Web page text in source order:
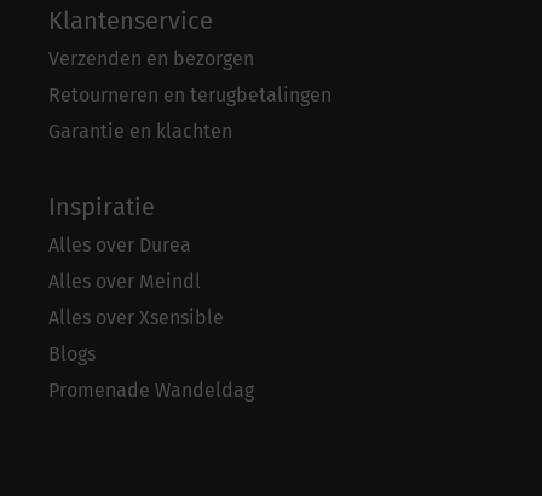
Klantenservice
Verzenden en bezorgen
Retourneren en terugbetalingen
Garantie en klachten
Inspiratie
Alles over Durea
Alles over Meindl
Alles over Xsensible
Blogs
Promenade Wandeldag